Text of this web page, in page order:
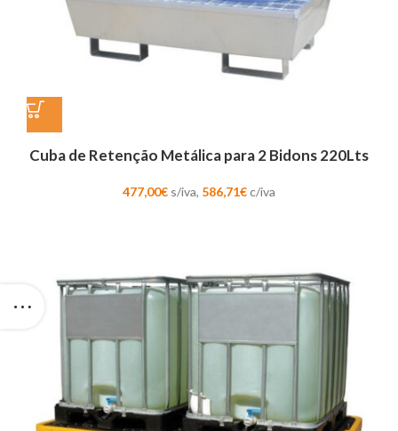
Cuba de Retenção Metálica para 2 Bidons 220Lts
477,00€ s/iva, 586,71€c/iva